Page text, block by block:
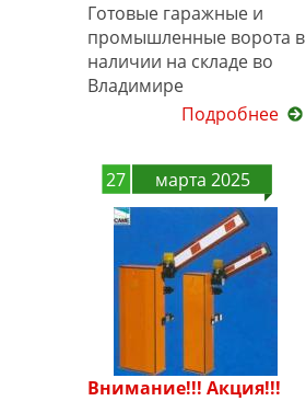
Готовые гаражные и
промышленные ворота в
наличии на складе во
Владимире
Подробнее
27 марта 2025
Внимание!!! Акция!!!